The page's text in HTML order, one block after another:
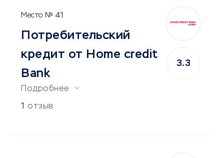
41
Потребительский
кредит от Home credit
Bank
Подробнее
1 отзыв
3.3